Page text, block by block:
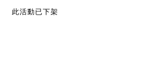
此活動已下架